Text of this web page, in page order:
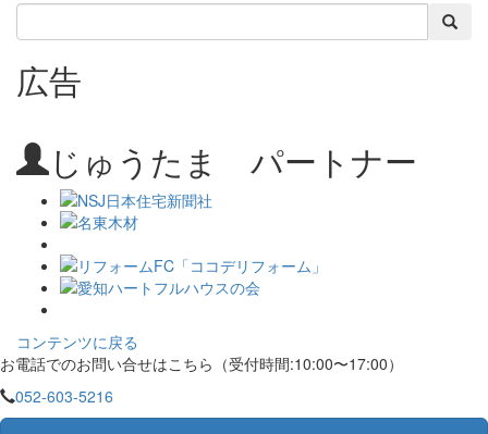
検索
広告
じゅうたま パートナー
コンテンツに戻る
お電話でのお問い合せはこちら（受付時間:10:00〜17:00）
052-603-5216